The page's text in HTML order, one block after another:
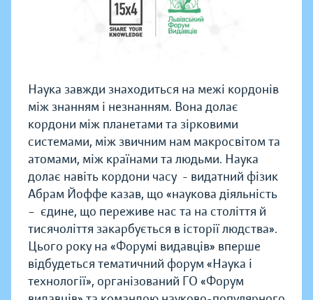
Наука завжди знаходиться на межі кордонів
між знанням і незнанням. Вона долає
кордони між планетами та зірковими
системами, між звичним нам макросвітом та
атомами, між країнами та людьми. Наука
долає навіть кордони часу - видатний фізик
Абрам Йоффе казав, що «наукова діяльність
– єдине, що переживе нас та на століття й
тисячоліття закарбується в історії людства».
Цього року на «Форумі видавців» вперше
відбудеться тематичний форум «Наука і
технології», організований ГО «Форум